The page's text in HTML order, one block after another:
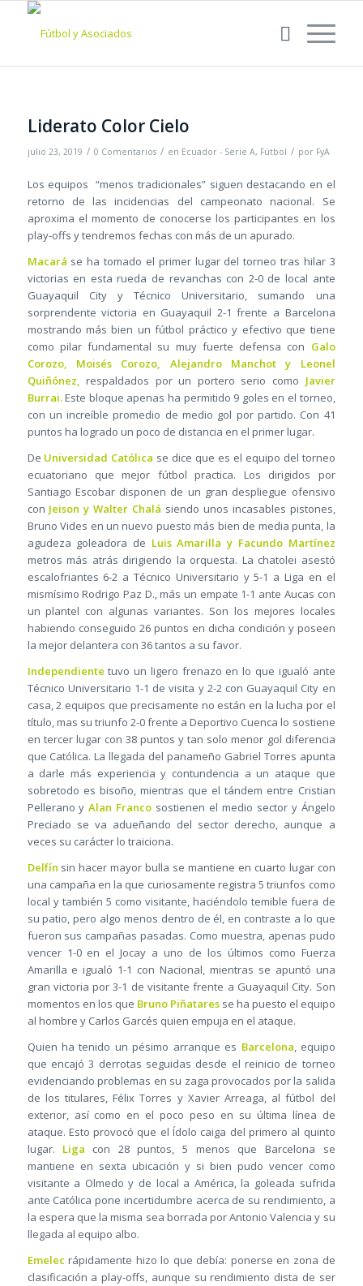
Liderato Color Cielo
julio 23, 2019 / 0 Comentarios / en Ecuador - Serie A, Fútbol / por FyA
Los equipos “menos tradicionales” siguen destacando en el
retorno de las incidencias del campeonato nacional. Se
aproxima el momento de conocerse los participantes en los
play-offs y tendremos fechas con más de un apurado.
Macará se ha tomado el primer lugar del torneo tras hilar 3
victorias en esta rueda de revanchas con 2-0 de local ante
Guayaquil City y Técnico Universitario, sumando una
sorprendente victoria en Guayaquil 2-1 frente a Barcelona
mostrando más bien un fútbol práctico y efectivo que tiene
como pilar fundamental su muy fuerte defensa con Galo
Corozo, Moisés Corozo, Alejandro Manchot y Leonel
Quiñónez, respaldados por un portero serio como Javier
Burrai.Este bloque apenas ha permitido 9 goles en el torneo,
con un increíble promedio de medio gol por partido. Con 41
puntos ha logrado un poco de distancia en el primer lugar.
De Universidad Católica se dice que es el equipo del torneo
ecuatoriano que mejor fútbol practica. Los dirigidos por
Santiago Escobar disponen de un gran despliegue ofensivo
con Jeison y Walter Chalá siendo unos incasables pistones,
Bruno Vides en un nuevo puesto más bien de media punta, la
agudeza goleadora de Luis Amarilla y Facundo Martínez
metros más atrás dirigiendo la orquesta. La chatolei asestó
escalofriantes 6-2 a Técnico Universitario y 5-1 a Liga en el
mismísimo Rodrigo Paz D., más un empate 1-1 ante Aucas con
un plantel con algunas variantes. Son los mejores locales
habiendo conseguido 26 puntos en dicha condición y poseen
la mejor delantera con 36 tantos a su favor.
Independiente tuvo un ligero frenazo en lo que igualó ante
Técnico Universitario 1-1 de visita y 2-2 con Guayaquil City en
casa, 2 equipos que precisamente no están en la lucha por el
título, mas su triunfo 2-0 frente a Deportivo Cuenca lo sostiene
en tercer lugar con 38 puntos y tan solo menor gol diferencia
que Católica. La llegada del panameño Gabriel Torres apunta
a darle más experiencia y contundencia a un ataque que
sobretodo es bisoño, mientras que el tándem entre Cristian
Pellerano y Alan Francosostienen el medio sector y Ángelo
Preciado se va adueñando del sector derecho, aunque a
veces su carácter lo traiciona.
Delfín sin hacer mayor bulla se mantiene en cuarto lugar con
una campaña en la que curiosamente registra 5 triunfos como
local y también 5 como visitante, haciéndolo temible fuera de
su patio, pero algo menos dentro de él, en contraste a lo que
fueron sus campañas pasadas. Como muestra, apenas pudo
vencer 1-0 en el Jocay a uno de los últimos como Fuerza
Amarilla e igualó 1-1 con Nacional, mientras se apuntó una
gran victoria por 3-1 de visitante frente a Guayaquil City. Son
momentos en los que Bruno Piñataresse ha puesto el equipo
al hombre y Carlos Garcés quien empuja en el ataque.
Quien ha tenido un pésimo arranque es Barcelona, equipo
que encajó 3 derrotas seguidas desde el reinicio de torneo
evidenciando problemas en su zaga provocados por la salida
de los titulares, Félix Torres y Xavier Arreaga, al fútbol del
exterior, así como en el poco peso en su última línea de
ataque. Esto provocó que el Ídolo caiga del primero al quinto
lugar. Liga con 28 puntos, 5 menos que Barcelona se
mantiene en sexta ubicación y si bien pudo vencer como
visitante a Olmedo y de local a América, la goleada sufrida
ante Católica pone incertidumbre acerca de su rendimiento, a
la espera que la misma sea borrada por Antonio Valencia y su
llegada al equipo albo.
Emelec rápidamente hizo lo que debía: ponerse en zona de
clasificación a play-offs, aunque su rendimiento dista de ser